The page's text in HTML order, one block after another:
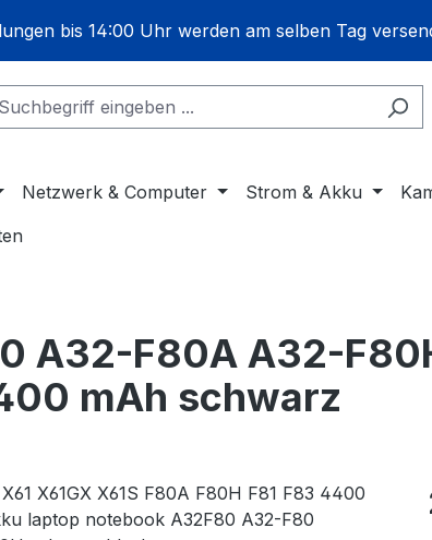
bis 14:00 Uhr werden am selben Tag
Netzwerk & Computer Strom & Akku
A32-F80A A32-
mAh schwarz